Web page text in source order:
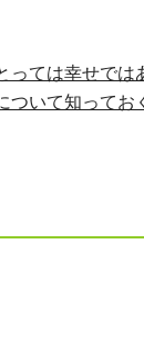
っては幸せでは
いて知ってお